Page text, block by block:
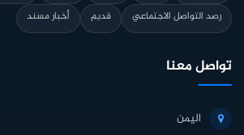
رصد التواصل الاجتماعي
قديم أخبار مسند
تواصل معنا
اليمن